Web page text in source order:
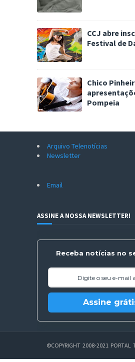
CCJ abre
Festival de
Chico
Pompeia
Arquivo Telenotícias
Newsletter
Email
ASSINE A NOSSA NEWSLETTER!
Receba notícias no
Assine
©COPYRIGHT 2008-2021 PORTAL